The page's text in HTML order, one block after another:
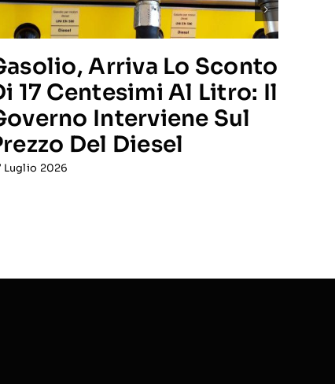
Arriva Lo Sconto
17 Centesimi Al Litro: Il
Interviene Sul
Del Diesel
Luglio 2026